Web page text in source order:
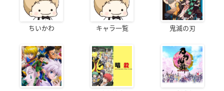
ちいかわ キャラ一覧 鬼滅の刃